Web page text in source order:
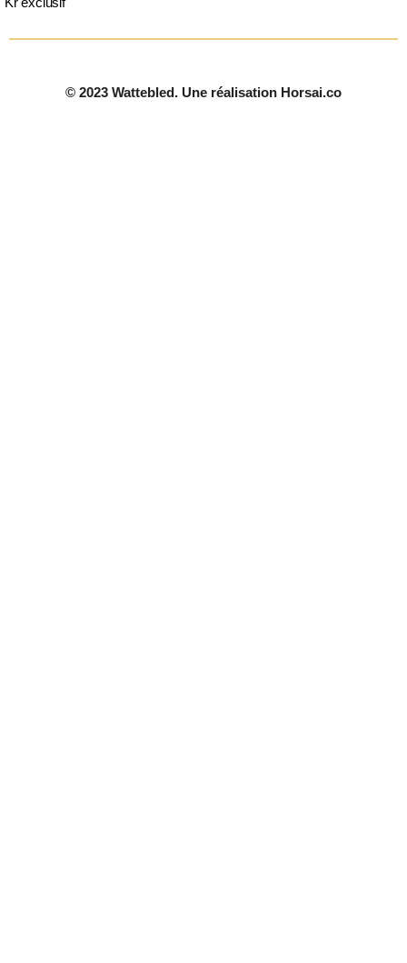
© 2023 Wattebled. Une réalisation Horsai.co